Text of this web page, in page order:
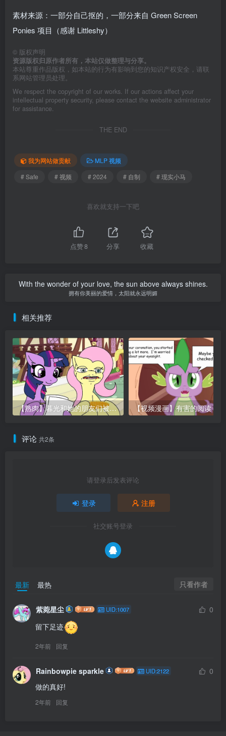
素材来源：一部分自己抠的，一部分来自 Green Screen
Ponies 项目（感谢 Littleshy）
© 版权声明
资源版权归原作者所有，本站仅做整理与分享。
本站尊重作品版权，如本站的行为有影响到您的知识产权安全，请联
系网站管理员处理。
We respect the copyright of our works. If our actions affect your
intellectual property security, please contact the website administrator
for assistance.
THE END
我为网站做贡献
MLP 视频
# Safe
# 视频 # 2024 # 自制 # 现实小马
喜欢就支持一下吧
点赞8 分享 收藏
With the wonder of your love, the sun above always shines.
拥有你美丽的爱情，太阳就永远明媚
相关推荐
【熟肉】暮光和她的朋友们被困移动公厕
评论 共2条
请登录后发表评论
登录 注册
社交账号登录
最新 最热 只看作者
紫菀星尘 UID:1007
0
留下足迹
2年前 回复
Rainbowpie sparkle UID:2122
0
做的真好!
2年前 回复